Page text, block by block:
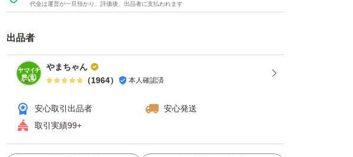
・お弁当のおかずに。
九州・宮崎の恵みを詰め込みました。
ぜひご家庭で、便利でおいしい「筍の土佐煮」をお楽しみくださ
い。
代金は運営が一旦預かり、評価後、出品者に支払われます
出品者
やまちゃん
（1964） 本人確認済
安心取引出品者
安心発送
取引実績99+